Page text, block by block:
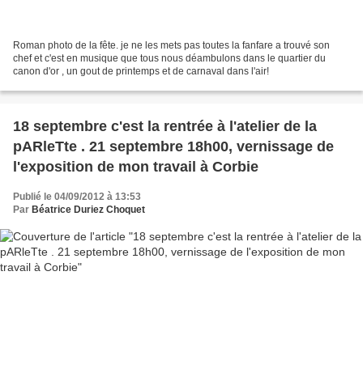
Roman photo de la fête. je ne les mets pas toutes la fanfare a trouvé son
chef et c'est en musique que tous nous déambulons dans le quartier du
canon d'or , un gout de printemps et de carnaval dans l'air!
18 septembre c'est la rentrée à l'atelier de la
pARleTte . 21 septembre 18h00, vernissage de
l'exposition de mon travail à Corbie
Publié le 04/09/2012 à 13:53
Par Béatrice Duriez Choquet